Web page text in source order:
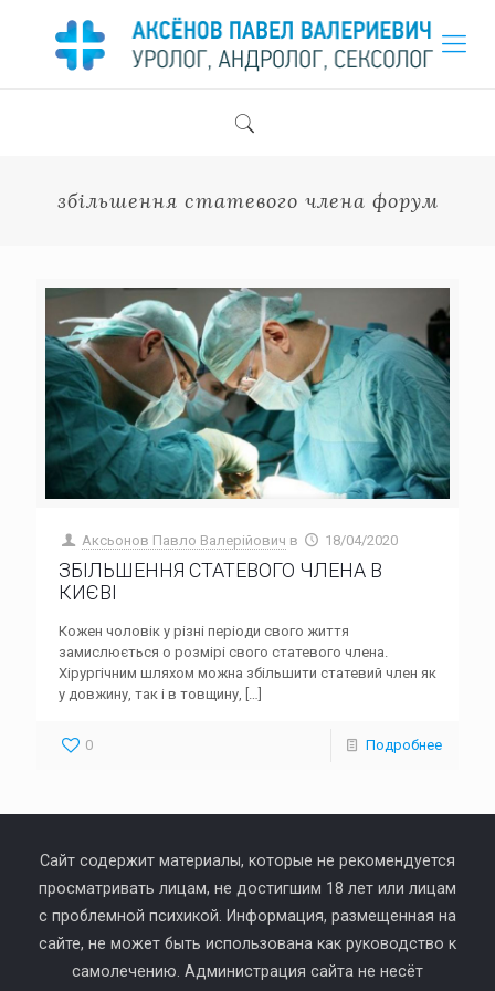
збільшення статевого члена форум
Аксьонов Павло Валерійович в 18/04/2020
ЗБІЛЬШЕННЯ СТАТЕВОГО ЧЛЕНА В
КИЄВІ
Кожен чоловік у різні періоди свого життя
замислюється о розмірі свого статевого члена.
Хірургічним шляхом можна збільшити статевий член як
у довжину, так і в товщину,
0 Подробнее
Сайт содержит материалы, которые не рекомендуется
просматривать лицам, не достигшим 18 лет или лицам
с проблемной психикой. Информация, размещенная на
сайте, не может быть использована как руководство к
самолечению. Администрация сайта не несёт